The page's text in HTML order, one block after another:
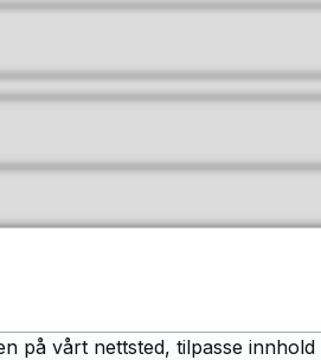
Nei
vårt nettsted, tilpasse